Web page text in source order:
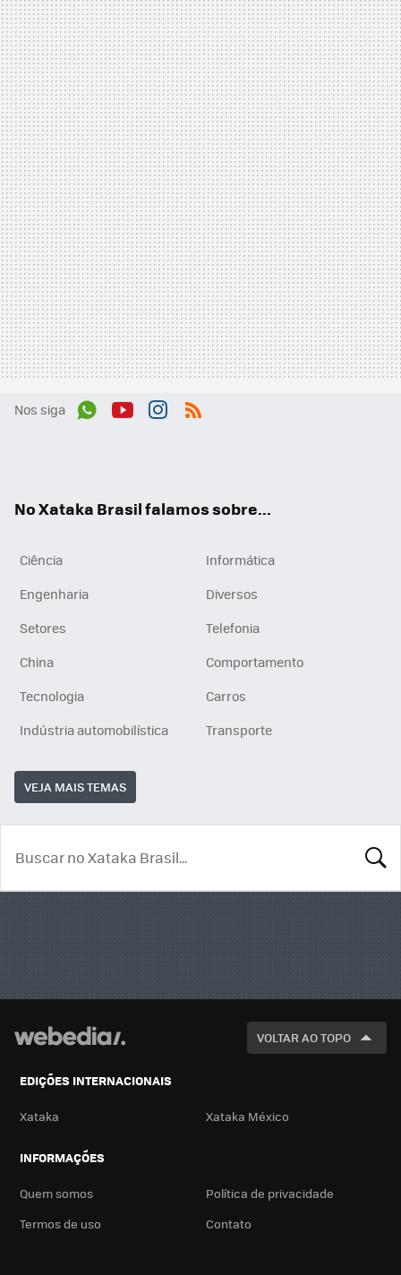
Nos siga
No Xataka Brasil falamos sobre...
Ciência
Informática
Engenharia
Diversos
Setores
Telefonia
China
Comportamento
Tecnologia
Carros
Indústria automobilística
Transporte
VEJA MAIS TEMAS
VOLTAR AO TOPO
EDIÇÕES INTERNACIONAIS
Xataka Xataka México
INFORMAÇÕES
Quem somos
Política de privacidade
Termos de uso
Contato